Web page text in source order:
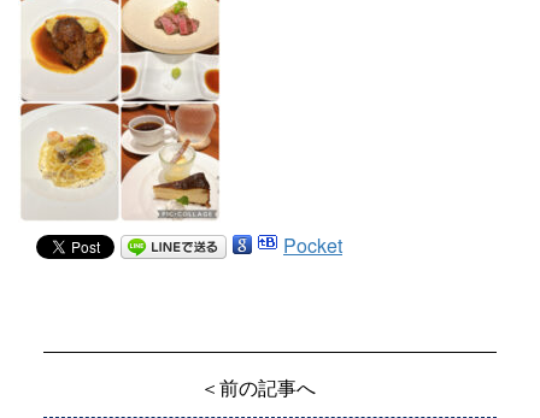
Pocket
＜前の記事へ